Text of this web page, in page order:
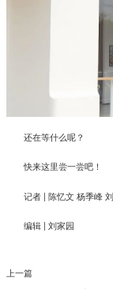
还在等什么呢？
快来这里尝一尝吧！
记者 | 陈忆文 杨季峰
编辑 | 刘家园
上一篇